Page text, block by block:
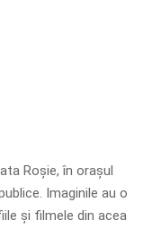
Roșie, în orașul
Imaginile au o
și filmele din acea